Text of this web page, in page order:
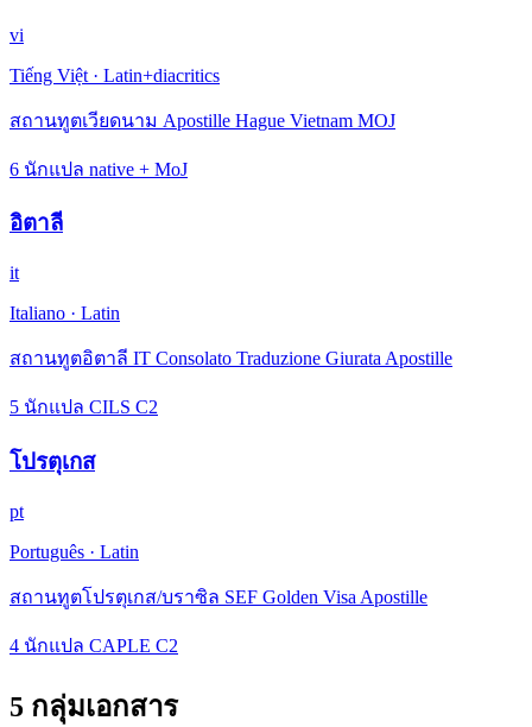
vi
Tiếng Việt · Latin+diacritics
สถานทูตเวียดนาม Apostille Hague Vietnam MOJ
6 นักแปล native + MoJ
อิตาลี
it
Italiano · Latin
สถานทูตอิตาลี IT Consolato Traduzione Giurata Apostille
5 นักแปล CILS C2
โปรตุเกส
pt
Português · Latin
สถานทูตโปรตุเกส/บราซิล SEF Golden Visa Apostille
4 นักแปล CAPLE C2
5 กลุ่มเอกสาร